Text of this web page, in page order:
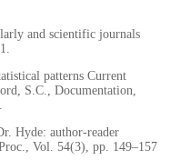
and scientific journals
patterns Current
S.C., Documentation,
Hyde: author-reader
Vol. 54(3), pp. 149–157